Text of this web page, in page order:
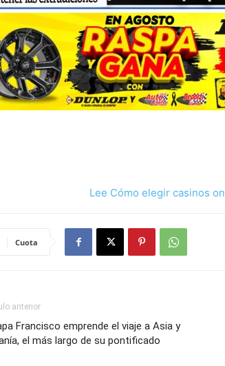
Lee Cómo elegir casinos
Cuota
anterior
Francisco emprende el viaje a Asia y
el más largo de su pontificado